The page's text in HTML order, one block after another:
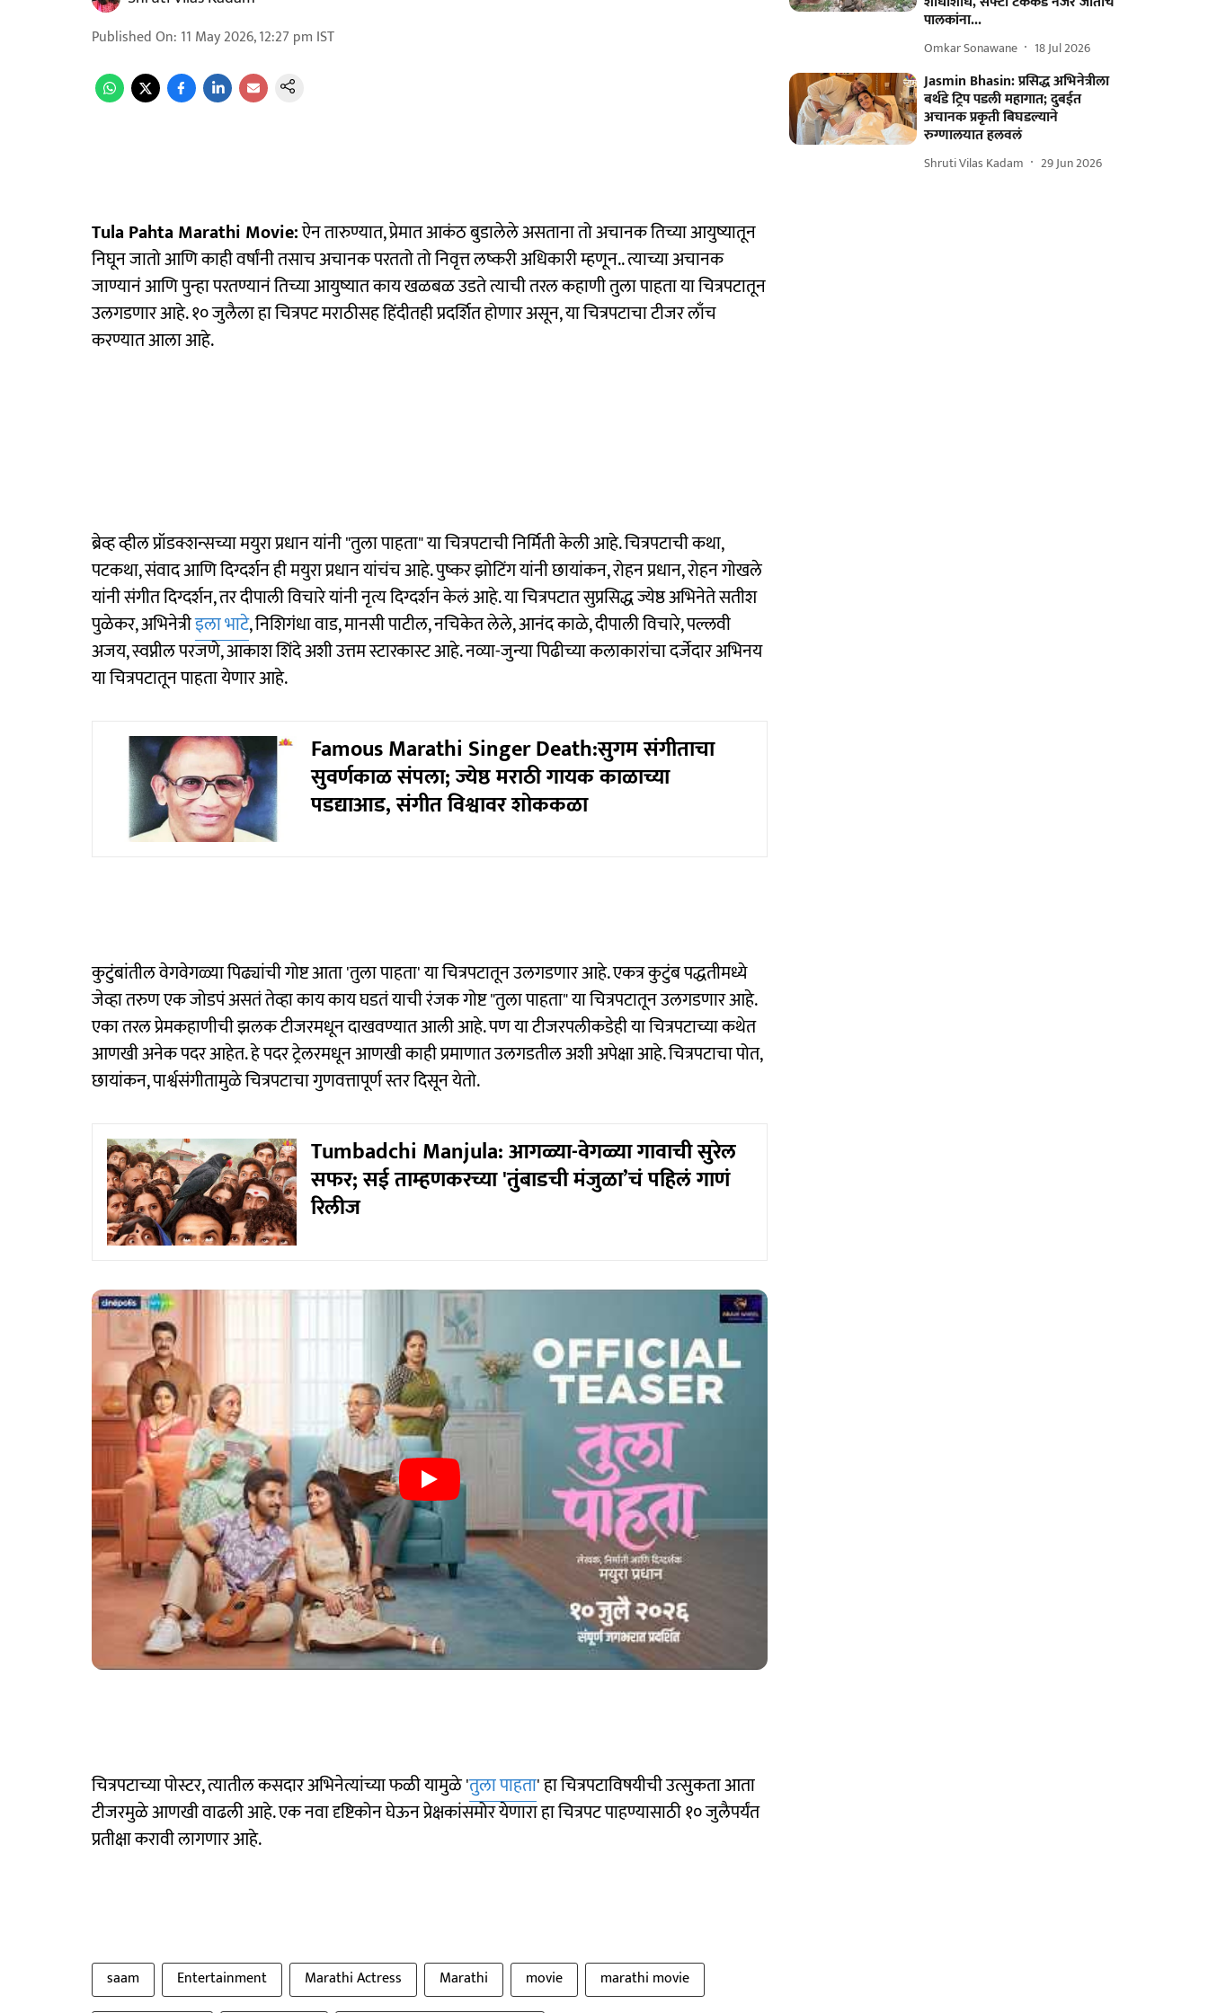
Published On: 11 May 2026, 12:27 pm IST
Tula Pahta Marathi Movie:ऐन तारुण्यात, प्रेमात आकंठ बुडालेले असताना तो अचानक तिच्या आयुष्यातून
निघून जातो आणि काही वर्षांनी तसाच अचानक परततो तो निवृत्त लष्करी अधिकारी म्हणून.. त्याच्या अचानक
जाण्यानं आणि पुन्हा परतण्यानं तिच्या आयुष्यात काय खळबळ उडते त्याची तरल कहाणी तुला पाहता या चित्रपटातून
उलगडणार आहे. १० जुलैला हा चित्रपट मराठीसह हिंदीतही प्रदर्शित होणार असून, या चित्रपटाचा टीजर लाँच
करण्यात आला आहे.
ब्रेव्ह व्हील प्रॉडक्शन्सच्या मयुरा प्रधान यांनी "तुला पाहता" या चित्रपटाची निर्मिती केली आहे. चित्रपटाची कथा,
पटकथा, संवाद आणि दिग्दर्शन ही मयुरा प्रधान यांचंच आहे. पुष्कर झोटिंग यांनी छायांकन, रोहन प्रधान, रोहन गोखले
यांनी संगीत दिग्दर्शन, तर दीपाली विचारे यांनी नृत्य दिग्दर्शन केलं आहे. या चित्रपटात सुप्रसिद्ध ज्येष्ठ अभिनेते सतीश
पुळेकर, अभिनेत्रीइला भाटे, निशिगंधा वाड, मानसी पाटील, नचिकेत लेले, आनंद काळे, दीपाली विचारे, पल्लवी
अजय, स्वप्नील परजणे, आकाश शिंदे अशी उत्तम स्टारकास्ट आहे. नव्या-जुन्या पिढीच्या कलाकारांचा दर्जेदार अभिनय
या चित्रपटातून पाहता येणार आहे.
Famous Marathi Singer Death:सुगम संगीताचा
सुवर्णकाळ संपला; ज्येष्ठ मराठी गायक काळाच्या
पडद्याआड, संगीत विश्वावर शोककळा
कुटुंबांतील वेगवेगळ्या पिढ्यांची गोष्ट आता 'तुला पाहता' या चित्रपटातून उलगडणार आहे. एकत्र कुटुंब पद्धतीमध्ये
जेव्हा तरुण एक जोडपं असतं तेव्हा काय काय घडतं याची रंजक गोष्ट "तुला पाहता" या चित्रपटातून उलगडणार आहे.
एका तरल प्रेमकहाणीची झलक टीजरमधून दाखवण्यात आली आहे. पण या टीजरपलीकडेही या चित्रपटाच्या कथेत
आणखी अनेक पदर आहेत. हे पदर ट्रेलरमधून आणखी काही प्रमाणात उलगडतील अशी अपेक्षा आहे. चित्रपटाचा पोत,
छायांकन, पार्श्वसंगीतामुळे चित्रपटाचा गुणवत्तापूर्ण स्तर दिसून येतो.
Tumbadchi Manjula: आगळ्या-वेगळ्या गावाची सुरेल
सफर; सई ताम्हणकरच्या 'तुंबाडची मंजुळा’चं पहिलं गाणं
रिलीज
चित्रपटाच्या पोस्टर, त्यातील कसदार अभिनेत्यांच्या फळी यामुळे 'तुला पाहता' हा चित्रपटाविषयीची उत्सुकता आता
टीजरमुळे आणखी वाढली आहे. एक नवा दृष्टिकोन घेऊन प्रेक्षकांसमोर येणारा हा चित्रपट पाहण्यासाठी १० जुलैपर्यंत
प्रतीक्षा करावी लागणार आहे.
saam Entertainment Marathi Actress Marathi movie marathi movie
पालकांना...
Omkar Sonawane 18 Jul 2026
Jasmin Bhasin: प्रसिद्ध अभिनेत्रीला
बर्थडे ट्रिप पडली महागात; दुबईत
अचानक प्रकृती बिघडल्याने
रुग्णालयात हलवलं
Shruti Vilas Kadam 29 Jun 2026